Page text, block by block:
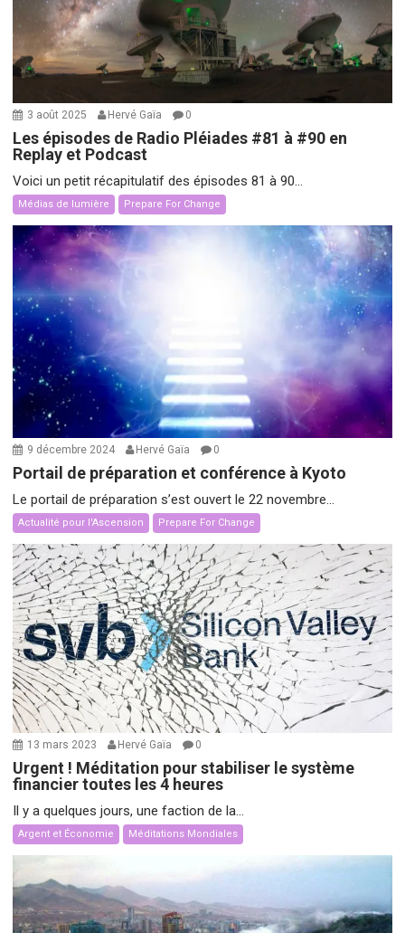
3 août 2025 Hervé Gaïa 0
Les épisodes de Radio Pléiades #81 à #90 en
Replay et Podcast
Voici un petit récapitulatif des épisodes 81 à 90...
Médias de lumière Prepare For Change
9 décembre 2024 Hervé Gaïa 0
Portail de préparation et conférence à Kyoto
Le portail de préparation s’est ouvert le 22 novembre...
Actualité pour l'Ascension Prepare For Change
13 mars 2023 Hervé Gaïa 0
Urgent ! Méditation pour stabiliser le système
financier toutes les 4 heures
Il y a quelques jours, une faction de la...
Argent et Économie Méditations Mondiales